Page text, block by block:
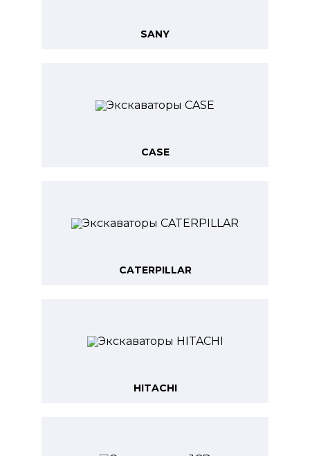
SANY
CASE
CATERPILLAR
HITACHI